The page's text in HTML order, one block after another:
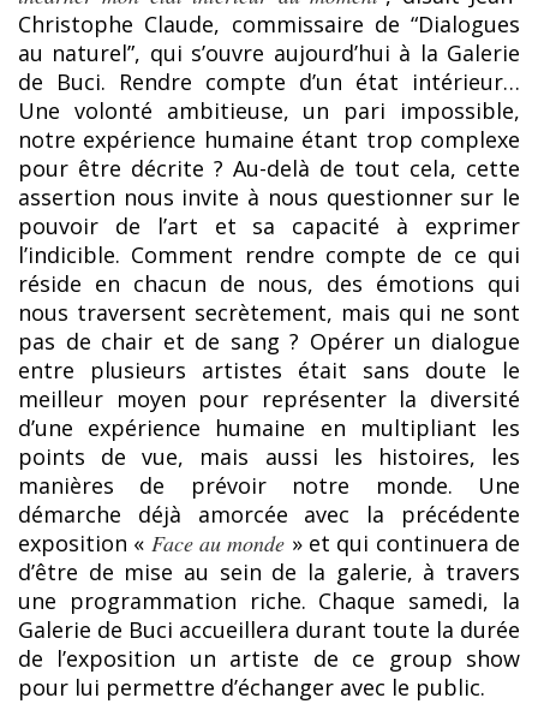
Christophe Claude, commissaire de “Dialogues
au naturel”, qui s’ouvre aujourd’hui à la Galerie
de Buci. Rendre compte d’un état intérieur…
Une volonté ambitieuse, un pari impossible,
notre expérience humaine étant trop complexe
pour être décrite ? Au-delà de tout cela, cette
assertion nous invite à nous questionner sur le
pouvoir de l’art et sa capacité à exprimer
l’indicible. Comment rendre compte de ce qui
réside en chacun de nous, des émotions qui
nous traversent secrètement, mais qui ne sont
pas de chair et de sang ? Opérer un dialogue
entre plusieurs artistes était sans doute le
meilleur moyen pour représenter la diversité
d’une expérience humaine en multipliant les
points de vue, mais aussi les histoires, les
manières de prévoir notre monde. Une
démarche déjà amorcée avec la précédente
exposition « Face au monde » et qui continuera de
d’être de mise au sein de la galerie, à travers
une programmation riche. Chaque samedi, la
Galerie de Buci accueillera durant toute la durée
de l’exposition un artiste de ce group show
pour lui permettre d’échanger avec le public.